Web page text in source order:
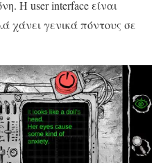
Η user interface είναι
χάνει γενικά πόντους σε